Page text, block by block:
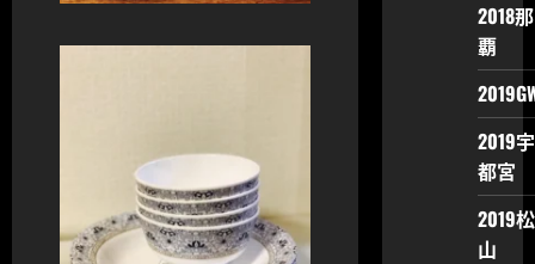
2018那
覇
2019宇
都宮
2019松
山